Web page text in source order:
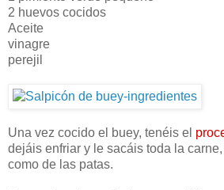
2 huevos cocidos
Aceite
vinagre
perejil
Una vez cocido el buey, tenéis el
dejáis enfriar y le sacáis toda la
como de las patas.